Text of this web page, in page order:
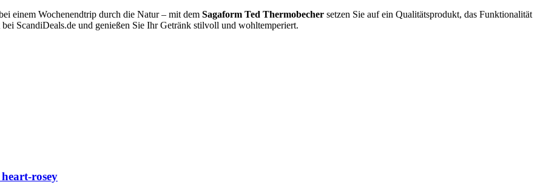
einem Wochenendtrip durch die Natur – mit dem Sagaform Ted Thermobecher setzen Sie auf ein Qualitätsprodukt, das Funktionalität
ScandiDeals.de und genießen Sie Ihr Getränk stilvoll und wohltemperiert.
rosey